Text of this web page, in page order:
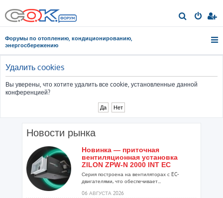
о
Форумы по отоплению, кондиционированию,
энергосбережению
Удалить cookies
Вы уверены, что хотите удалить все cookie, установленные данной
конференцией?
Новости рынка
Новинка — приточная
вентиляционная установка
ZILON ZPW-N 2000 INT EC
Серия построена на вентиляторах с EC-
двигателями, что обеспечивает...
06 АВГУСТА 2026